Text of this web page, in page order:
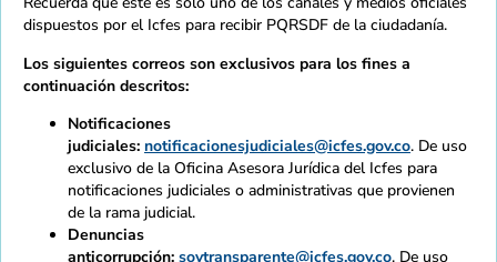
dispuestos por el Icfes para recibir PQRSDF de la ciudadanía.
Los siguientes correos son exclusivos para los fines a
continuación descritos:
Notificaciones
judiciales: notificacionesjudiciales@icfes.gov.co. De uso
exclusivo de la Oficina Asesora Jurídica del Icfes para
notificaciones judiciales o administrativas que provienen
de la rama judicial.
Denuncias
anticorrupción: soytransparente@icfes.gov.co. De uso